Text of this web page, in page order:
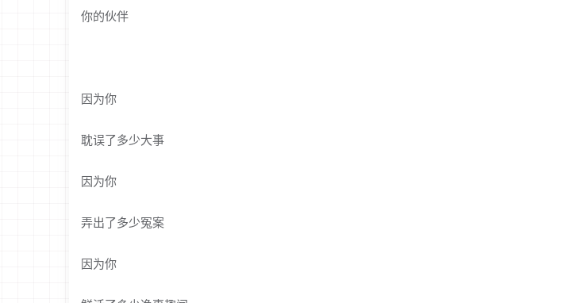
你的伙伴
因为你
耽误了多少大事
因为你
弄出了多少冤案
因为你